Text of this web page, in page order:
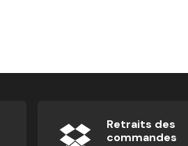
Retraits des
commandes